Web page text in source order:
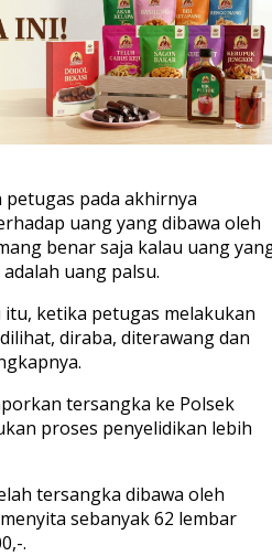
petugas pada akhirnya
uang yang dibawa oleh
benar saja kalau uang
uang palsu.
ketika petugas melakukan
diraba, diterawang dan
tersangka ke Polsek
proses penyelidikan lebih
tersangka dibawa oleh
sebanyak 62 lembar
.